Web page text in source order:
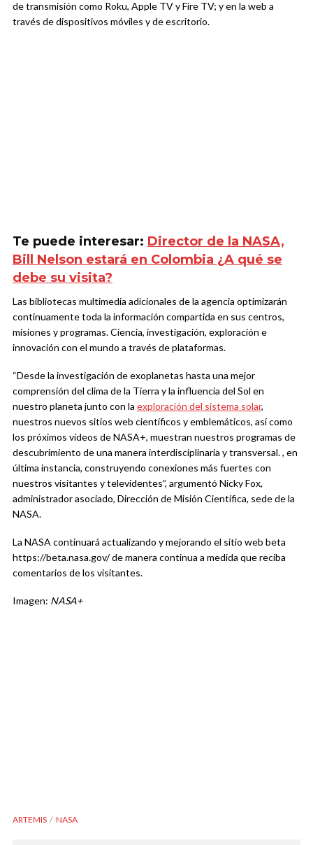
de transmisión como Roku, Apple TV y Fire TV; y en la web a
través de dispositivos móviles y de escritorio.
Te puede interesar: Director de la NASA,
Bill Nelson estará en Colombia ¿A qué se
debe su visita?
Las bibliotecas multimedia adicionales de la agencia optimizarán
continuamente toda la información compartida en sus centros,
misiones y programas. Ciencia, investigación, exploración e
innovación con el mundo a través de plataformas.
“Desde la investigación de exoplanetas hasta una mejor
comprensión del clima de la Tierra y la influencia del Sol en
nuestro planeta junto con la exploración del sistema solar,
nuestros nuevos sitios web científicos y emblemáticos, así como
los próximos videos de NASA+, muestran nuestros programas de
descubrimiento de una manera interdisciplinaria y transversal. , en
última instancia, construyendo conexiones más fuertes con
nuestros visitantes y televidentes”, argumentó Nicky Fox,
administrador asociado, Dirección de Misión Científica, sede de la
NASA.
La NASA continuará actualizando y mejorando el sitio web beta
https://beta.nasa.gov/ de manera continua a medida que reciba
comentarios de los visitantes.
Imagen: NASA+
ARTEMIS NASA